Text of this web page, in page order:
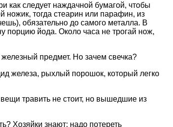
как следует наждачной бумагой, чтобы
ножик, тогда стеарин или парафин, из
обязательно до самого металла. В
порцию йода. Около часа не трогай нож,
предмет. Но зачем свечка?
железа, рыхлый порошок, который легко
травить не стоит, но вышедшие из
Хозяйки знают: надо потереть